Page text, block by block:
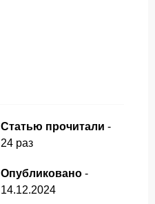
Статью прочитали -
24 раз
Опубликовано -
14.12.2024